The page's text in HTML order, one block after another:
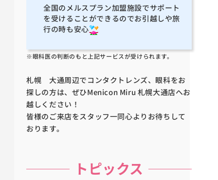
全国のメルスプラン加盟施設でサポート
を受けることができるのでお引越しや旅
行の時も安心
※眼科医の判断のもと上記サービスが受けられます。
札幌 大通周辺でコンタクトレンズ、眼科をお
探しの方は、ぜひMenicon Miru 札幌大通店へお
越しください！
皆様のご来店をスタッフ一同心よりお待ちして
おります。
トピックス